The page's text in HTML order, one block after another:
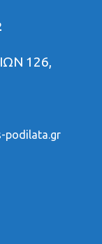
126,
podilata.gr